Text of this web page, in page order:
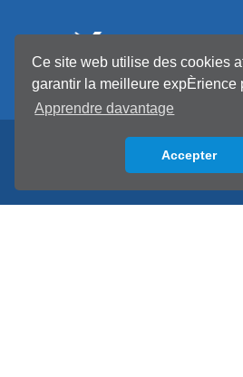
Ce site web utilise des cookies
garantir la meilleure expÈrience
Apprendre davantage
Accepter
Back to top